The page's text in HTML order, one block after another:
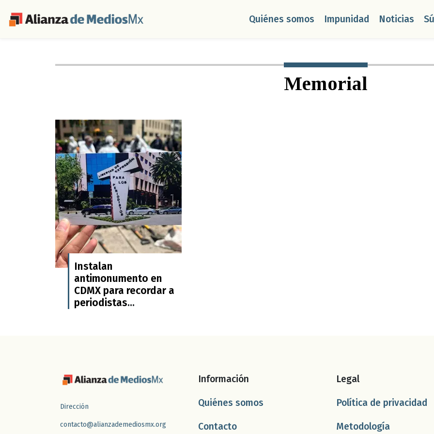
Quiénes somos Impunidad Noticias
Memorial
Instalan
antimonumento en
CDMX para recordar a
periodistas
Dirección
contacto@alianzademediosmx.org
Información
Quiénes somos
Contacto
Legal
Política de privacidad
Metodología